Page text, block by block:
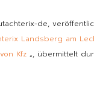
de,
Landsberg am
Kfz „, übermittelt